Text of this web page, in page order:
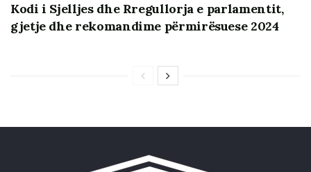
Kodi i Sjelljes dhe Rregullorja e parlamentit,
gjetje dhe rekomandime përmirësuese 2024